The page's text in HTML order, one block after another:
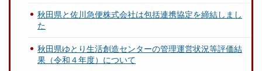
秋田県と佐川急便株式会社は包括連携協定を締結しまし
た
秋田県ゆとり生活創造センターの管理運営状況等評価結
果（令和４年度）について